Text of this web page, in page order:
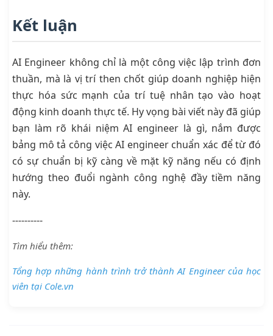
Kết luận
AI Engineer không chỉ là một công việc lập trình đơn
thuần, mà là vị trí then chốt giúp doanh nghiệp hiện
thực hóa sức mạnh của trí tuệ nhân tạo vào hoạt
động kinh doanh thực tế. Hy vọng bài viết này đã giúp
bạn làm rõ khái niệm AI engineer là gì, nắm được
bảng mô tả công việc AI engineer chuẩn xác để từ đó
có sự chuẩn bị kỹ càng về mặt kỹ năng nếu có định
hướng theo đuổi ngành công nghệ đầy tiềm năng
này.
----------
Tìm hiểu thêm:
Tổng hợp những hành trình trở thành AI Engineer của học
viên tại Cole.vn